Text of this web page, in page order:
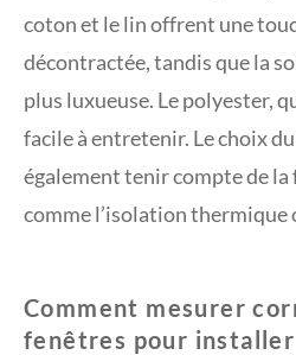
coton et le lin offrent une
décontractée, tandis que la
plus luxueuse. Le polyester,
facile à entretenir. Le choix
également tenir compte de
comme l’isolation thermique
Comment mesurer
fenêtres pour installer